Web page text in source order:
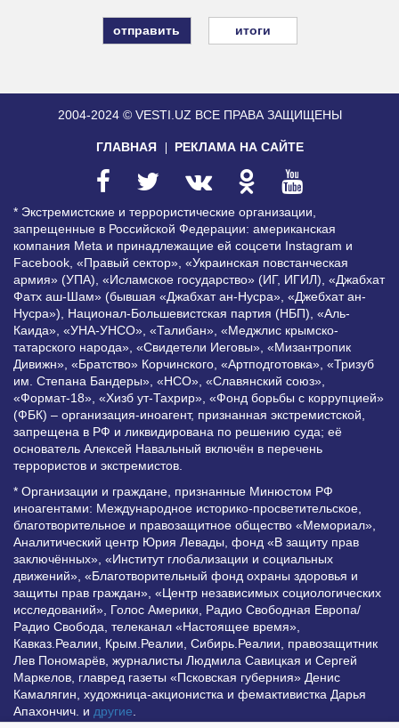
итоги
2004-2024 © VESTI.UZ ВСЕ ПРАВА ЗАЩИЩЕНЫ
ГЛАВНАЯ РЕКЛАМА НА САЙТЕ
* Экстремистские и террористические организации,
запрещенные в Российской Федерации: американская
компания Meta и принадлежащие ей соцсети Instagram и
Facebook, «Правый сектор», «Украинская повстанческая
армия» (УПА), «Исламское государство» (ИГ, ИГИЛ), «Джабхат
Фатх аш-Шам» (бывшая «Джабхат ан-Нусра», «Джебхат ан-
Нусра»), Национал-Большевистская партия (НБП), «Аль-
Каида», «УНА-УНСО», «Талибан», «Меджлис крымско-
татарского народа», «Свидетели Иеговы», «Мизантропик
Дивижн», «Братство» Корчинского, «Артподготовка», «Тризуб
им. Степана Бандеры», «НСО», «Славянский союз»,
«Формат-18», «Хизб ут-Тахрир», «Фонд борьбы с коррупцией»
(ФБК) – организация-иноагент, признанная экстремистской,
запрещена в РФ и ликвидирована по решению суда; её
основатель Алексей Навальный включён в перечень
террористов и экстремистов.
* Организации и граждане, признанные Минюстом РФ
иноагентами: Международное историко-просветительское,
благотворительное и правозащитное общество «Мемориал»,
Аналитический центр Юрия Левады, фонд «В защиту прав
заключённых», «Институт глобализации и социальных
движений», «Благотворительный фонд охраны здоровья и
защиты прав граждан», «Центр независимых социологических
исследований», Голос Америки, Радио Свободная Европа/
Радио Свобода, телеканал «Настоящее время»,
Кавказ.Реалии, Крым.Реалии, Сибирь.Реалии, правозащитник
Лев Пономарёв, журналисты Людмила Савицкая и Сергей
Маркелов, главред газеты «Псковская губерния» Денис
Камалягин, художница-акционистка и фемактивистка Дарья
Апахончич. и другие.